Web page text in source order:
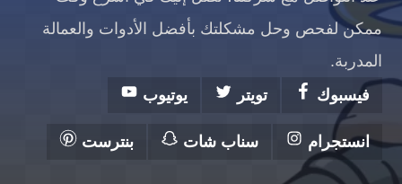
ممكن لفحص وحل مشكلتك بأفضل الأدوات والعمالة
المدربة.
فيسبوك
تويتر يوتيوب
انستجرام سناب شات بنترست